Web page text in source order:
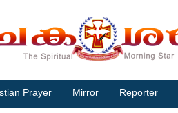
Prayer Mirror Reporter